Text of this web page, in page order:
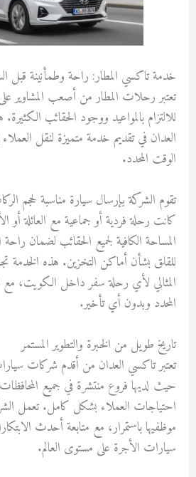
خدمة تاكسي المطار: راحة وطمأنينة قبل
تعتبر رحلات المطار من أصعب المشاوير
للالتزام بالمواعيد ووجود الحقائب
العدان في تقديم خدمة متميزة لنقل العملاء
الوقت المحدد.
تقوم الشركة بإرسال سيارة مناسبة لحجم
كانت رحلة فردية أو جماعية مع العائلة أو
المساحة الكافية لجميع الحقائب لضمان
للقلق بشأن أماكن التخزين. هذه الخدمة
المثالي لأي رحلة سفر داخل الكويت،
المحدد وبدون أي تأخير.
تاريخ طويل من الخبرة والتطوير المستمر
تعتبر تاكسي العدان من أقدم شركات
حيث لديها فروع منتشرة في جميع المحافظات
احتياجات العملاء بشكل كامل. تعمل
موظفيها باستمرار، مع متابعة أحدث
سيارات الأجرة على مستوى العالم.